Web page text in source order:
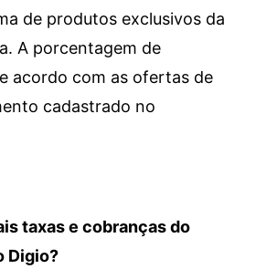
de produtos exclusivos da
A porcentagem de
acordo com as ofertas de
cadastrado no
taxas e cobranças do
Digio?